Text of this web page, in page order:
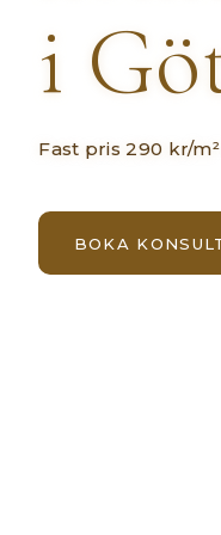
i
Fast pris 290 kr/
BOKA